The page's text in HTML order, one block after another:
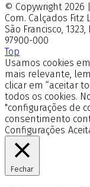
© Copywright 2026
Com. Calçados Fitz
São Francisco,
97900-000
Top
Usamos cookies
mais relevante,
clicar em “aceitar
todos os cookies.
"configurações de
consentimento
Configurações
Fechar